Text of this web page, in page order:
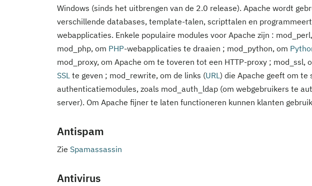
Windows (sinds het uitbrengen van de 2.0 release). Apache wordt
verschillende databases, template-talen, scripttalen en
webapplicaties. Enkele populaire modules voor Apache zijn :
mod_php, om PHP-webapplicaties te draaien ; mod_python, om
mod_proxy, om Apache om te toveren tot een HTTP-proxy ; mod_ssl,
SSL te geven ; mod_rewrite, om de links (URL ) die Apache geeft om te
authenticatiemodules, zoals mod_auth_ldap (om webgebruikers te
server). Om Apache fijner te laten functioneren kunnen klanten
Antispam
Zie Spamassassin
Antivirus